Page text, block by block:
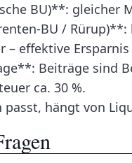
BU)**: gleicher
BU / Rürup)**:
– effektive
Beiträge sind
ca. 30 %.
passt, hängt von